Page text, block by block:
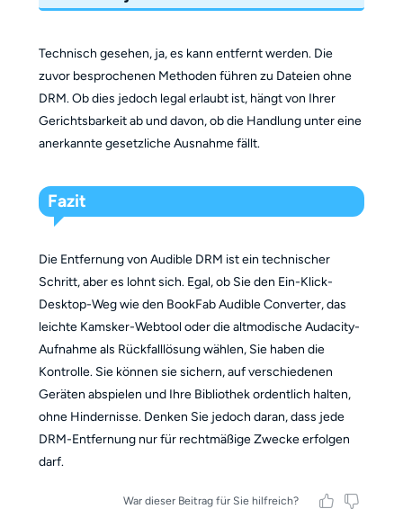
Technisch gesehen, ja, es kann entfernt werden. Die
zuvor besprochenen Methoden führen zu Dateien ohne
DRM. Ob dies jedoch legal erlaubt ist, hängt von Ihrer
Gerichtsbarkeit ab und davon, ob die Handlung unter eine
anerkannte gesetzliche Ausnahme fällt.
Fazit
Die Entfernung von Audible DRM ist ein technischer
Schritt, aber es lohnt sich. Egal, ob Sie den Ein-Klick-
Desktop-Weg wie den BookFab Audible Converter, das
leichte Kamsker-Webtool oder die altmodische Audacity-
Aufnahme als Rückfalllösung wählen, Sie haben die
Kontrolle. Sie können sie sichern, auf verschiedenen
Geräten abspielen und Ihre Bibliothek ordentlich halten,
ohne Hindernisse. Denken Sie jedoch daran, dass jede
DRM-Entfernung nur für rechtmäßige Zwecke erfolgen
darf.
War dieser Beitrag für Sie hilfreich?